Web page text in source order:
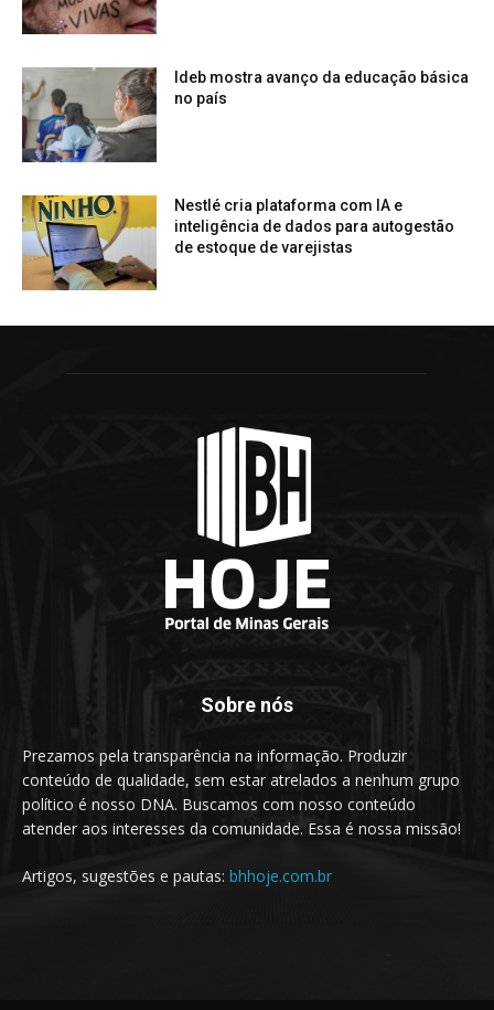
Ideb mostra avanço da educação básica
no país
Nestlé cria plataforma com IA e
inteligência de dados para autogestão
de estoque de varejistas
Sobre nós
Prezamos pela transparência na informação. Produzir
conteúdo de qualidade, sem estar atrelados a nenhum grupo
político é nosso DNA. Buscamos com nosso conteúdo
atender aos interesses da comunidade. Essa é nossa missão!
Artigos, sugestões e pautas: bhhoje.com.br